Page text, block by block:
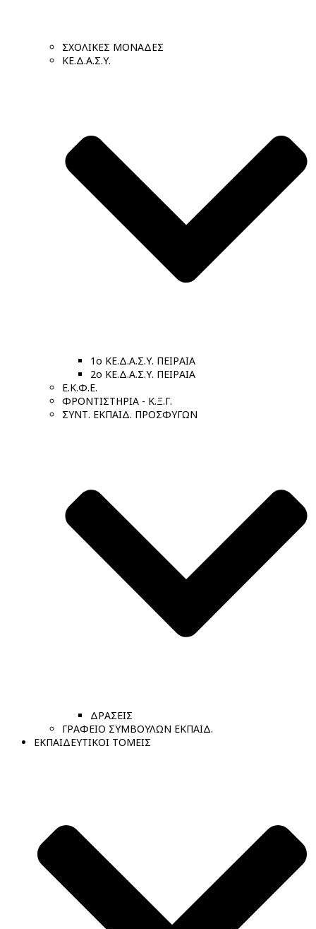
ΣΧΟΛΙΚΕΣ ΜΟΝΑΔΕΣ
ΚΕ.Δ.Α.Σ.Υ.
1ο ΚΕ.Δ.Α.Σ.Υ. ΠΕΙΡΑΙΑ
2ο ΚΕ.Δ.Α.Σ.Υ. ΠΕΙΡΑΙΑ
Ε.Κ.Φ.Ε.
ΦΡΟΝΤΙΣΤΗΡΙΑ - Κ.Ξ.Γ.
ΣΥΝΤ. ΕΚΠΑΙΔ. ΠΡΟΣΦΥΓΩΝ
ΔΡΑΣΕΙΣ
ΓΡΑΦΕΙΟ ΣΥΜΒΟΥΛΩΝ ΕΚΠΑΙΔ.
ΕΚΠΑΙΔΕΥΤΙΚΟΙ ΤΟΜΕΙΣ